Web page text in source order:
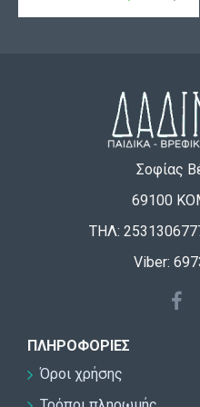
Σοφίας
69100
ΤΗΛ:
Viber:
ΠΛΗΡΟΦΟΡΊΕΣ
Όροι χρήσης